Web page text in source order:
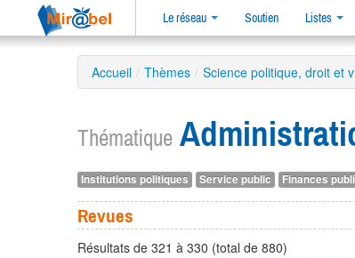
Le réseau Soutien Listes
Accueil / Thèmes / Science politique, droit et
Thématique
Institutions politiques Service public Finances
Revues
Résultats de 321 à 330 (total de 880)